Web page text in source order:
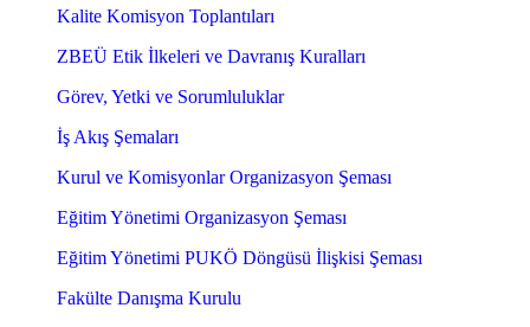
Kalite Komisyon Toplantıları
ZBEÜ Etik İlkeleri ve Davranış Kuralları
Görev, Yetki ve Sorumluluklar
İş Akış Şemaları
Kurul ve Komisyonlar Organizasyon Şeması
Eğitim Yönetimi Organizasyon Şeması
Eğitim Yönetimi PUKÖ Döngüsü İlişkisi Şeması
Fakülte Danışma Kurulu